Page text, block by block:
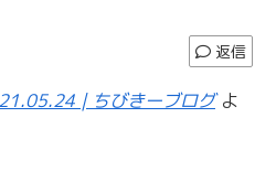
返信
| ちびきーブログ よ